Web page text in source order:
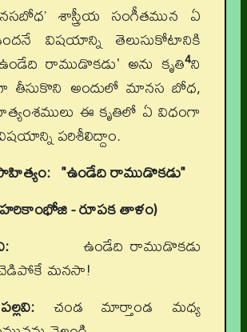
శాస్త్రీయ సంగీతమున ఏ
విషయాన్ని తెలుసుకోటానికి
రాముడొకడు' అను కృతి4ని
తీసుకొని అందులో మానస బోధ,
ఈ కృతిలో ఏ విధంగా
పరిశీలిద్దాం.
"ఉండేది రాముడొకడు"
- రూపక తాళం)
ఉండేది రాముడొకడు
మనసా!
చండ మార్తాండ మధ్య